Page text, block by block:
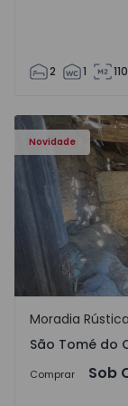
2 1 110
Novidade
Moradia Vila
São Tomé do
Moradia Rústica
São Tomé do
Comprar Sob